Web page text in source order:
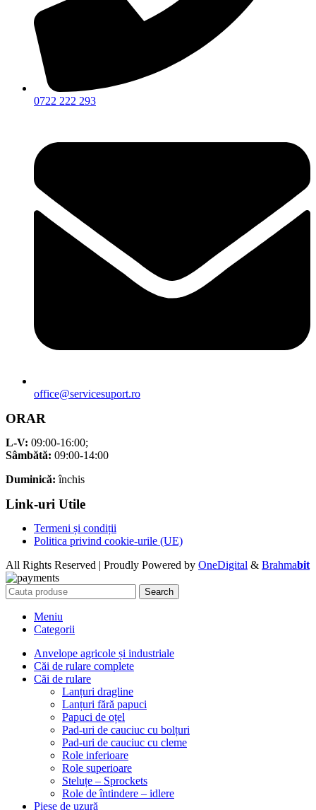
0722 222 293
office@servicesuport.ro
ORAR
L-V: 09:00-16:00;
Sâmbătă: 09:00-14:00
Duminică: închis
Link-uri Utile
Termeni și condiții
Politica privind cookie-urile (UE)
All Rights Reserved | Proudly Powered by OneDigital & Brahmabit
Search
Meniu
Categorii
Anvelope agricole și industriale
Căi de rulare complete
Căi de rulare
Lanțuri dragline
Lanțuri fără papuci
Papuci de oțel
Pad-uri de cauciuc cu bolțuri
Pad-uri de cauciuc cu cleme
Role inferioare
Role superioare
Steluțe – Sprockets
Role de întindere – idlere
Piese de uzură